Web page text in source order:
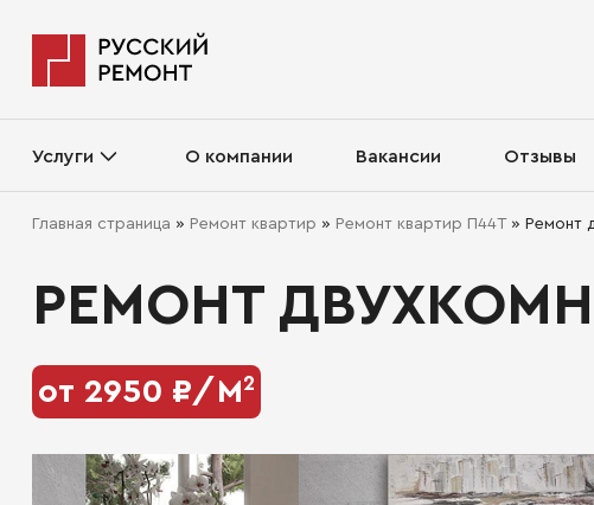
Услуги О компании Вакансии Отзывы
Главная страница » Ремонт квартир » Ремонт квартир П44Т» Ремонт
РЕМОНТ
от 2950 ₽/М2